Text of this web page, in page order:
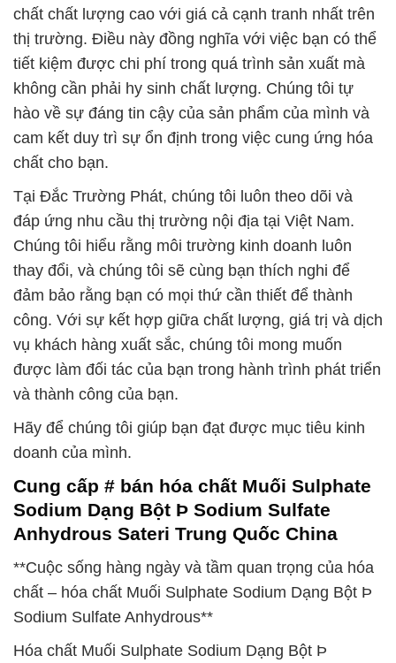
chất chất lượng cao với giá cả cạnh tranh nhất trên
thị trường. Điều này đồng nghĩa với việc bạn có thể
tiết kiệm được chi phí trong quá trình sản xuất mà
không cần phải hy sinh chất lượng. Chúng tôi tự
hào về sự đáng tin cậy của sản phẩm của mình và
cam kết duy trì sự ổn định trong việc cung ứng hóa
chất cho bạn.
Tại Đắc Trường Phát, chúng tôi luôn theo dõi và
đáp ứng nhu cầu thị trường nội địa tại Việt Nam.
Chúng tôi hiểu rằng môi trường kinh doanh luôn
thay đổi, và chúng tôi sẽ cùng bạn thích nghi để
đảm bảo rằng bạn có mọi thứ cần thiết để thành
công. Với sự kết hợp giữa chất lượng, giá trị và dịch
vụ khách hàng xuất sắc, chúng tôi mong muốn
được làm đối tác của bạn trong hành trình phát triển
và thành công của bạn.
Hãy để chúng tôi giúp bạn đạt được mục tiêu kinh
doanh của mình.
Cung cấp # bán hóa chất Muối Sulphate
Sodium Dạng Bột Þ Sodium Sulfate
Anhydrous Sateri Trung Quốc China
**Cuộc sống hàng ngày và tầm quan trọng của hóa
chất – hóa chất Muối Sulphate Sodium Dạng Bột Þ
Sodium Sulfate Anhydrous**
Hóa chất Muối Sulphate Sodium Dạng Bột Þ